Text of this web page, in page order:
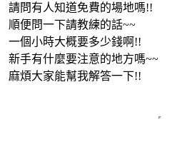
請問有人知道免費的場地嗎!!
順便問一下請教練的話~~
一個小時大概要多少錢啊!!
新手有什麼要注意的地方嗎~~
麻煩大家能幫我解答一下!!